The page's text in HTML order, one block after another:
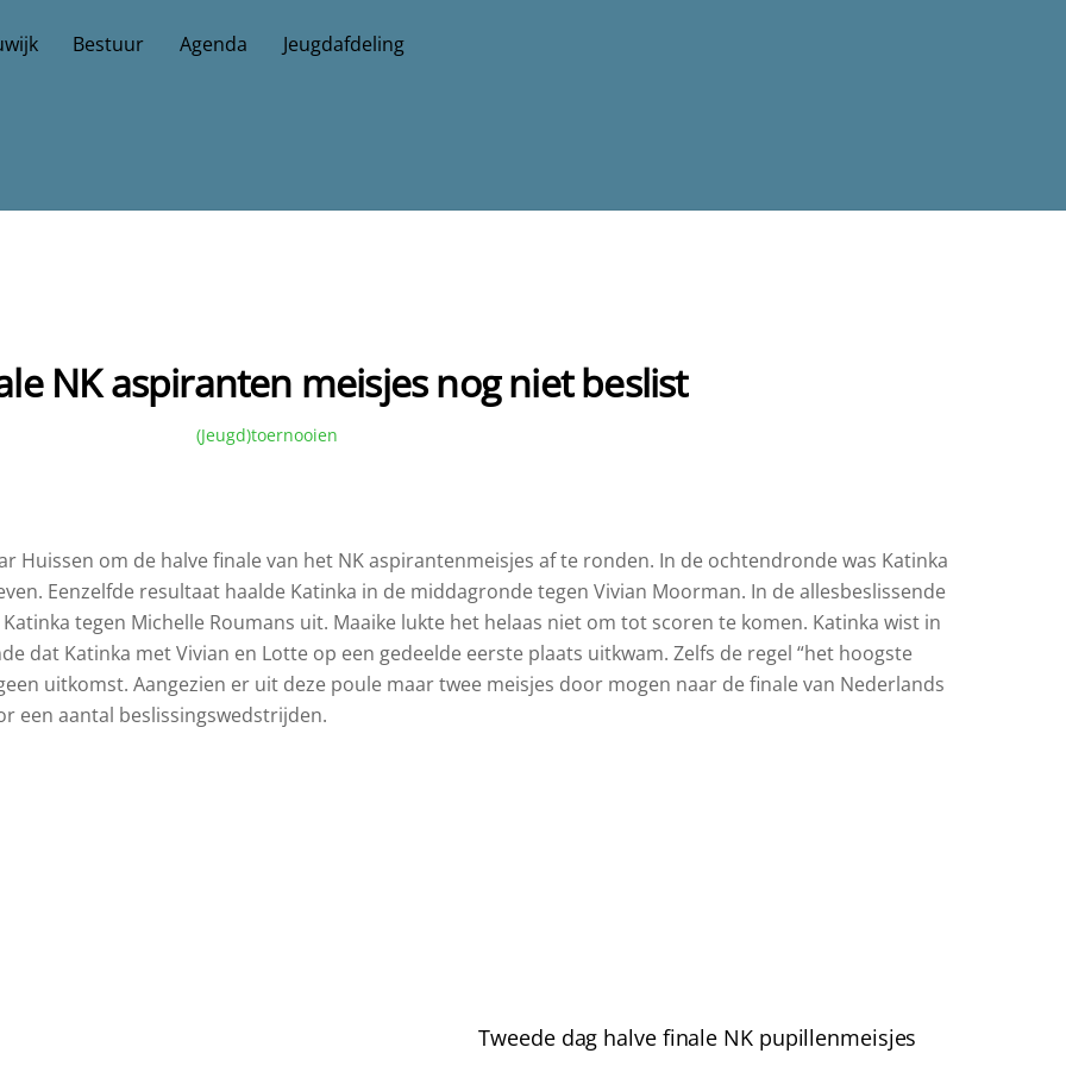
Bestuur Agenda Jeugdafdeling
NK aspiranten meisjes nog niet beslist
(Jeugd)toernooien
Huissen om de halve finale van het NK aspirantenmeisjes af te ronden. In de ochtendronde was Katinka
Eenzelfde resultaat haalde Katinka in de middagronde tegen Vivian Moorman. In de allesbeslissende
tegen Michelle Roumans uit. Maaike lukte het helaas niet om tot scoren te komen. Katinka wist in
dat Katinka met Vivian en Lotte op een gedeelde eerste plaats uitkwam. Zelfs de regel “het hoogste
uitkomst. Aangezien er uit deze poule maar twee meisjes door mogen naar de finale van Nederlands
een aantal beslissingswedstrijden.
Tweede dag halve finale NK pupillenmeisjes